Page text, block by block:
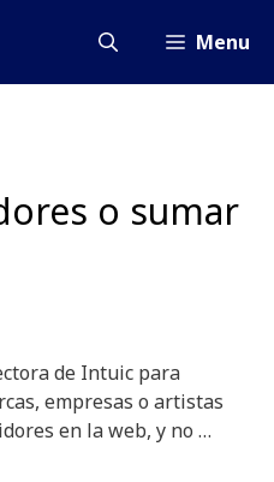
Menu
o sumar
de Intuic para
empresas o artistas
en la web, y no …